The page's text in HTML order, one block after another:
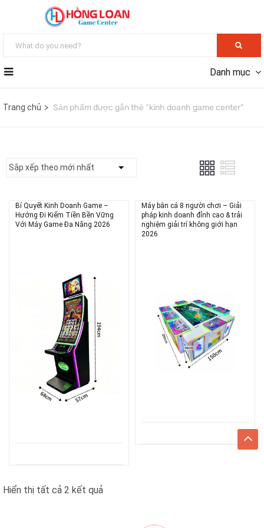
Danh mục
Trang chủ Sản phẩm được gắn thẻ “kinh doanh game center”
Bí Quyết Kinh Doanh Game –
Hướng Đi Kiếm Tiền Bền Vững
Với Máy Game Đa Năng 2026
Máy bắn cá 8 người chơi – Giải
pháp kinh doanh đỉnh cao & trải
nghiệm giải trí không giới hạn
2026
Hiển thị tất cả 2 kết quả